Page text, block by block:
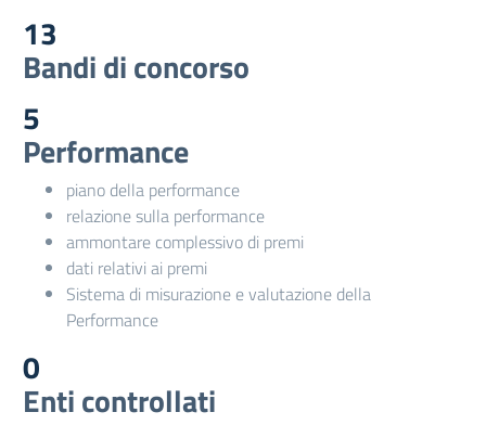
13
Bandi di concorso
5
Performance
piano della performance
relazione sulla performance
ammontare complessivo di premi
dati relativi ai premi
Sistema di misurazione e valutazione della
Performance
0
Enti controllati